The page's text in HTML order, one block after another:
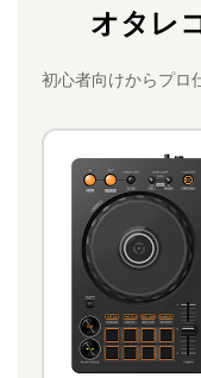
b
o
o
k
o
d
o
n
l
オタレ
初心者向けからプロ